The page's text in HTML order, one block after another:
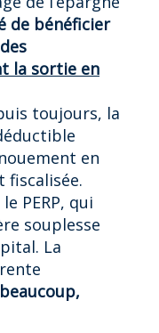
de bénéficier
la sortie en
toujours, la
en
fiscalisée.
PERP, qui
souplesse
La